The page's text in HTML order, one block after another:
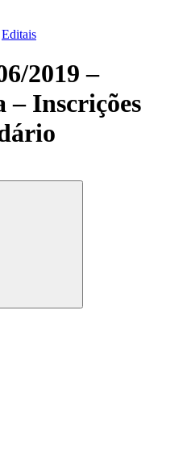
Editais
2019 –
– Inscrições